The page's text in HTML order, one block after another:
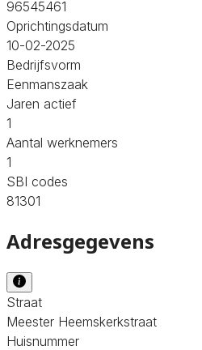
96545461
Oprichtingsdatum
10-02-2025
Bedrijfsvorm
Eenmanszaak
Jaren actief
1
Aantal werknemers
1
SBI codes
81301
Adresgegevens
Straat
Meester Heemskerkstraat
Huisnummer